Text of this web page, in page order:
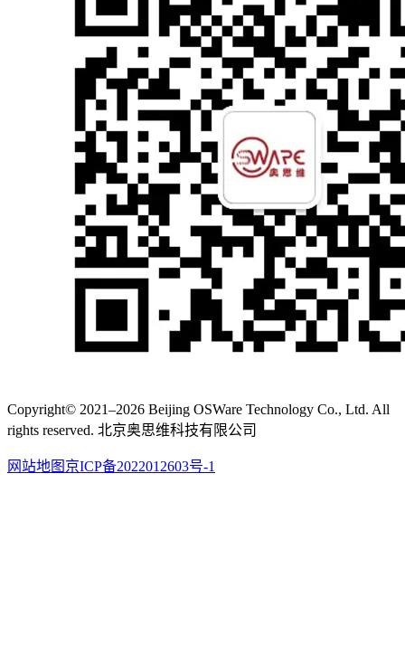
Copyright© 2021–2026 Beijing OSWare Technology Co., Ltd. All
rights reserved. 北京奥思维科技有限公司
网站地图 京ICP备2022012603号-1